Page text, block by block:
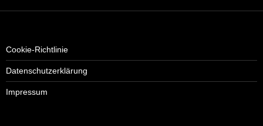
Cookie-Richtlinie
Datenschutzerklärung
Impressum